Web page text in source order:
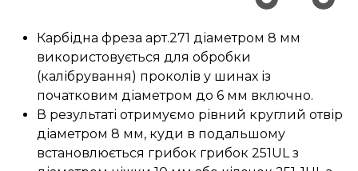
Карбідна фреза арт.271 діаметром 8 мм
використовується для обробки
(калібрування) проколів у шинах із
початковим діаметром до 6 мм включно.
В результаті отримуємо рівний круглий отвір
діаметром 8 мм, куди в подальшому
встановлюється грибок грибок 251UL з